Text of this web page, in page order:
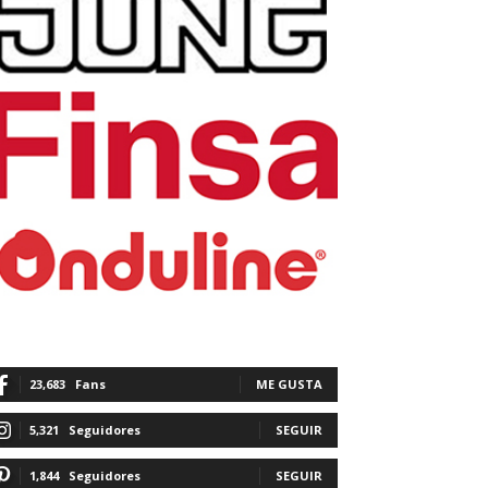
23,683 Fans ME GUSTA
5,321 Seguidores SEGUIR
1,844 Seguidores SEGUIR